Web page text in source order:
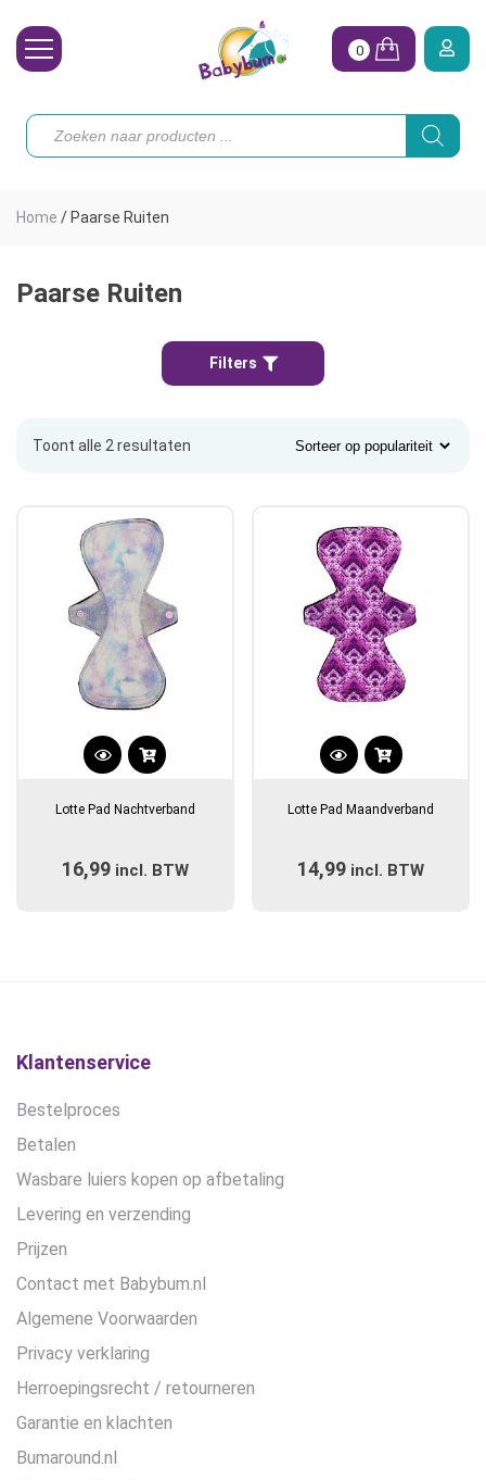
Toebehoren
Koopjes
0
Producten
zoeken
Home / Paarse Ruiten
Paarse Ruiten
Filters
Toont alle 2 resultaten
Dit
heeft
variaties.
de
Lotte Pad Nachtverband
16,99 incl. BTW
Dit
heeft
variaties.
Lotte Pad Maandverband
14,99 incl. BTW
Klantenservice
Bestelproces
Betalen
Wasbare luiers kopen op afbetaling
Levering en verzending
Prijzen
Contact met Babybum.nl
Algemene Voorwaarden
Privacy verklaring
Herroepingsrecht / retourneren
Garantie en klachten
Bumaround.nl